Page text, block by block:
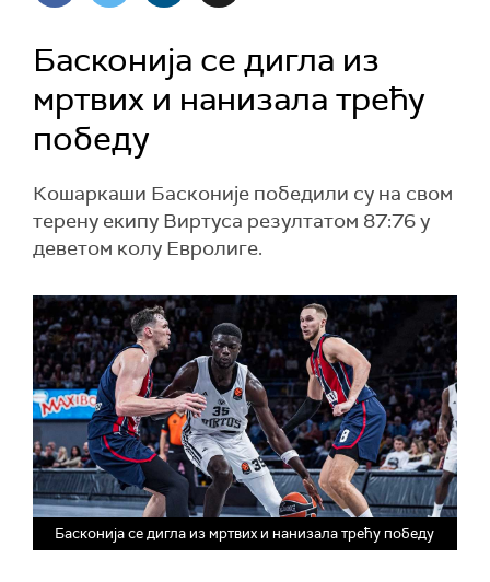
Басконија се дигла из
мртвих и нанизала трећу
победу
Кошаркаши Басконије победили су на свом
терену екипу Виртуса резултатом 87:76 у
деветом колу Евролиге.
Басконија се дигла из мртвих и нанизала трећу победу